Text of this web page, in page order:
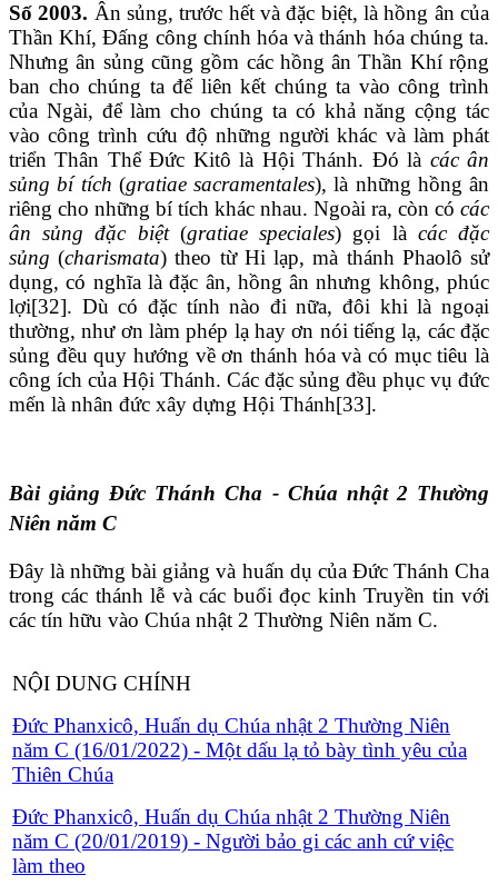
Số 2003. Ân sủng, trước hết và đặc biệt, là hồng ân của
Thần Khí, Đấng công chính hóa và thánh hóa chúng ta.
Nhưng ân sủng cũng gồm các hồng ân Thần Khí rộng
ban cho chúng ta để liên kết chúng ta vào công trình
của Ngài, để làm cho chúng ta có khả năng cộng tác
vào công trình cứu độ những người khác và làm phát
triển Thân Thể Đức Kitô là Hội Thánh. Đó là các ân
sủng bí tích (gratiae sacramentales), là những hồng ân
riêng cho những bí tích khác nhau. Ngoài ra, còn có các
ân sủng đặc biệt(gratiae speciales) gọi là các đặc
sủng (charismata) theo từ Hi lạp, mà thánh Phaolô sử
dụng, có nghĩa là đặc ân, hồng ân nhưng không, phúc
lợi[32]. Dù có đặc tính nào đi nữa, đôi khi là ngoại
thường, như ơn làm phép lạ hay ơn nói tiếng lạ, các đặc
sủng đều quy hướng về ơn thánh hóa và có mục tiêu là
công ích của Hội Thánh. Các đặc sủng đều phục vụ đức
mến là nhân đức xây dựng Hội Thánh[33].
Bài giảng Đức Thánh Cha - Chúa nhật 2 Thường
Niên năm C
Đây là những bài giảng và huấn dụ của Đức Thánh Cha
trong các thánh lễ và các buổi đọc kinh Truyền tin với
các tín hữu vào Chúa nhật 2 Thường Niên năm C.
NỘI DUNG CHÍNH
Đức Phanxicô, Huấn dụ Chúa nhật 2 Thường Niên
năm C (16/01/2022) - Một dấu lạ tỏ bày tình yêu của
Thiên Chúa
Đức Phanxicô, Huấn dụ Chúa nhật 2 Thường Niên
năm C (20/01/2019) - Người bảo gi các anh cứ việc
làm theo